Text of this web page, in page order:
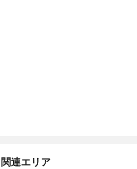
関連エリア